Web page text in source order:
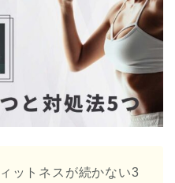
ットネスが続かない3